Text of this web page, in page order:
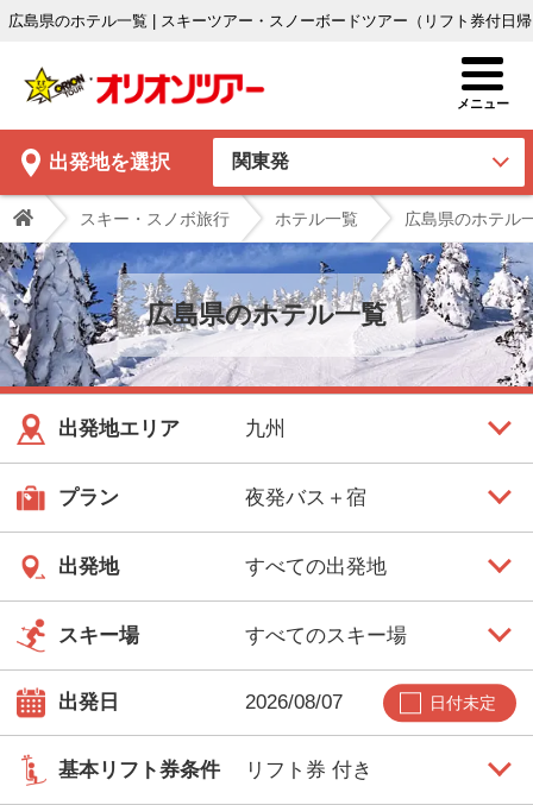
広島県のホテル一覧 | スキーツアー・スノーボードツアー（リフト券付日
出発地を選択
スキー・スノボ旅行 ホテル一覧 広島県のホテル
広島県のホテル一覧
出発地エリア
プラン
出発地
スキー場
出発日 日付未定
基本リフト券条件